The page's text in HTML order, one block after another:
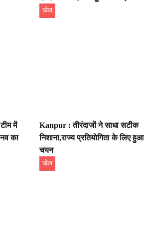
खेल
में
का
Kanpur : तीरंदाजों ने साधा सटीक
निशाना,राज्य प्रतियोगिता के लिए हुआ
चयन
खेल